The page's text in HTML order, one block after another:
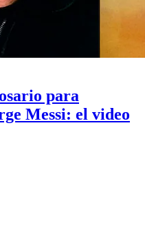
para
Messi: el video